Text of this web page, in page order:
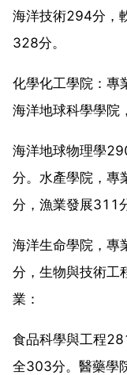
海洋技術294分，
328分。
化學化工學院：專
海洋地球科學學院
海洋地球物理學
分。水產學院，專
分，漁業發展311
海洋生命學院，
分，生物與技術工
業：
食品科學與工程
全303分。醫藥學